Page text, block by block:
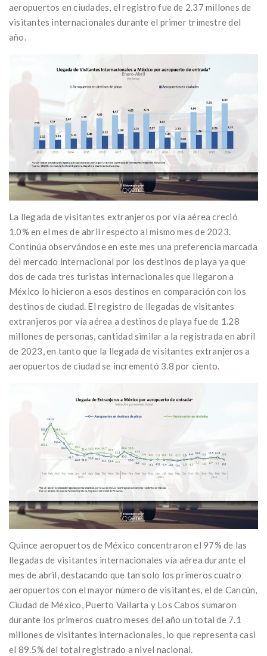
aeropuertos en ciudades, el registro fue de 2.37 millones de
visitantes internacionales durante el primer trimestre del
año.
La llegada de visitantes extranjeros por vía aérea creció
1.0% en el mes de abril respecto al mismo mes de 2023.
Continúa observándose en este mes una preferencia marcada
del mercado internacional por los destinos de playa ya que
dos de cada tres turistas internacionales que llegaron a
México lo hicieron a esos destinos en comparación con los
destinos de ciudad. El registro de llegadas de visitantes
extranjeros por vía aérea a destinos de playa fue de 1.28
millones de personas, cantidad similar a la registrada en abril
de 2023, en tanto que la llegada de visitantes extranjeros a
aeropuertos de ciudad se incrementó 3.8 por ciento.
Quince aeropuertos de México concentraron el 97% de las
llegadas de visitantes internacionales vía aérea durante el
mes de abril, destacando que tan solo los primeros cuatro
aeropuertos con el mayor número de visitantes, el de Cancún,
Ciudad de México, Puerto Vallarta y Los Cabos sumaron
durante los primeros cuatro meses del año un total de 7.1
millones de visitantes internacionales, lo que representa casi
el 89.5% del total registrado a nivel nacional.